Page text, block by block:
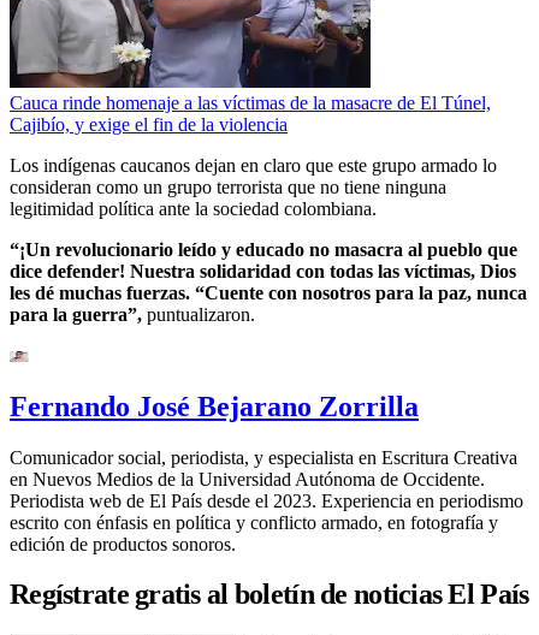
Cauca rinde homenaje a las víctimas de la masacre de El Túnel,
Cajibío, y exige el fin de la violencia
Los indígenas caucanos dejan en claro que este grupo armado lo
consideran como un grupo terrorista que no tiene ninguna
legitimidad política ante la sociedad colombiana.
“¡Un revolucionario leído y educado no masacra al pueblo que
dice defender! Nuestra solidaridad con todas las víctimas, Dios
les dé muchas fuerzas. “Cuente con nosotros para la paz, nunca
para la guerra”, puntualizaron.
Fernando José Bejarano Zorrilla
Comunicador social, periodista, y especialista en Escritura Creativa
en Nuevos Medios de la Universidad Autónoma de Occidente.
Periodista web de El País desde el 2023. Experiencia en periodismo
escrito con énfasis en política y conflicto armado, en fotografía y
edición de productos sonoros.
Regístrate gratis al boletín de noticias El País